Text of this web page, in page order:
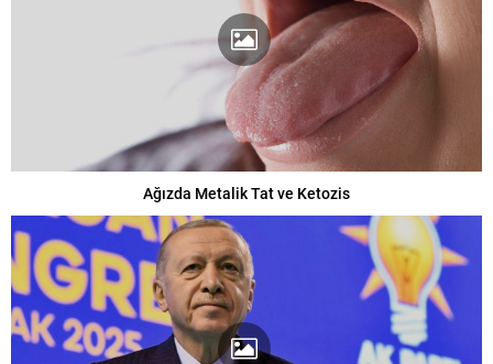
Ağızda Metalik Tat ve Ketozis